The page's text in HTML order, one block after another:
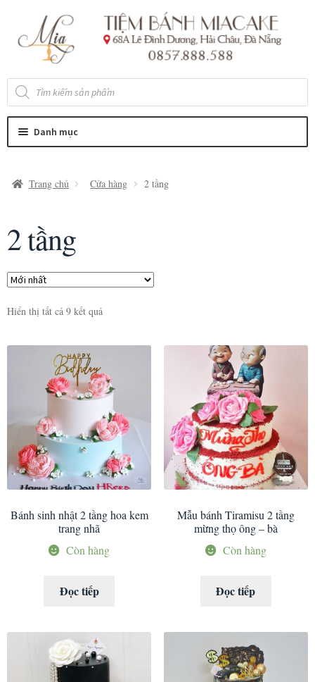
đến
Điều
đến
nội
Tìm
kiếm
sản
Danh mục
Trang chủ Cửa hàng 2 tầng
2 tầng
Hiển thị tất cả 9 kết quả
Bánh sinh nhật 2 tầng hoa kem
trang nhã
Còn hàng
Đọc tiếp
Mẫu bánh Tiramisu 2 tầng
mừng thọ ông – bà
Còn hàng
Đọc tiếp